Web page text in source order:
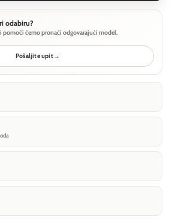
odabiru?
pomoći ćemo pronaći odgovarajući model.
Pošaljite upit→